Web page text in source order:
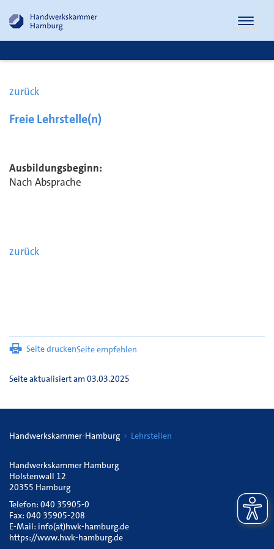
zurück
Freie Lehrstelle(n)
Ausbildungsbeginn:
Nach Absprache
zurück
Seite druckenSeite empfehlen
Seite aktualisiert am 03.03.2025
Handwerkskammer-Hamburg Lehrstellen
Handwerkskammer Hamburg
Holstenwall 12
20355 Hamburg
Telefon: 040 35905-0
Fax: 040 35905-208
E-Mail: info(at)hwk-hamburg.de
https://www.hwk-hamburg.de